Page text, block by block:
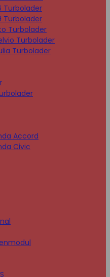
Turbolader
Turbolader
Turbolader
Turbolader
Turbolader
Accord
Civic